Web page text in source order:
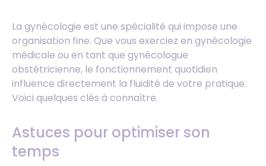
La gynécologie est une spécialité qui impose une
organisation fine. Que vous exerciez en gynécologie
médicale ou en tant que gynécologue
obstétricienne, le fonctionnement quotidien
influence directement la fluidité de votre pratique.
Voici quelques clés à connaître.
Astuces pour optimiser son
temps